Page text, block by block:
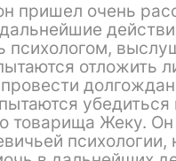
пришел очень
психологом,
отложить
товарища Жеку.